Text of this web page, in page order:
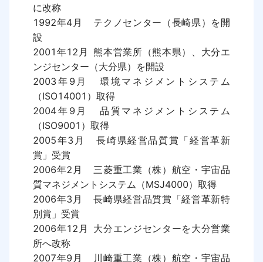
に改称
1992年4月	テクノセンター（長崎県）を開
設
2001年12月	熊本営業所（熊本県）、大分エ
ンジセンター（大分県）を開設
2003年9月	環境マネジメントシステム
（ISO14001）取得
2004年9月	品質マネジメントシステム
（ISO9001）取得
2005年3月	長崎県経営品質賞「経営革新
賞」受賞
2006年2月	三菱重工業（株）航空・宇宙品
質マネジメントシステム（MSJ4000）取得
2006年3月	長崎県経営品質賞「経営革新特
別賞」受賞
2006年12月	大分エンジセンターを大分営業
所へ改称
2007年9月	川崎重工業（株）航空・宇宙品